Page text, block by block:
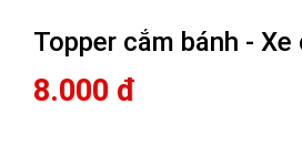
Topper cắm bánh -
8.000 đ